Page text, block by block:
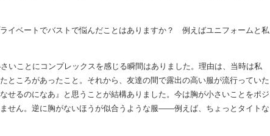
イベートでバストで悩んだことはありますか？ 例えばユニフォームと私
いことにコンプレックスを感じる瞬間はありました。理由は、当時は私
ところがあったこと。それから、友達の間で露出の高い服が流行っていた
せるのになあ』と思うことが結構ありました。今は胸が小さいことをポジ
せん。逆に胸がないほうが似合うような服――例えば、ちょっとタイトな